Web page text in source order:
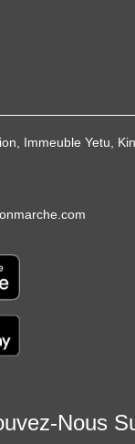
Immeuble Yetu,
Nous